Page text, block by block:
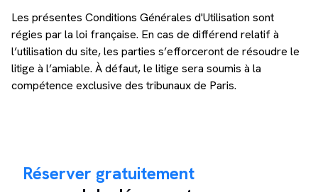
Les présentes Conditions Générales d'Utilisation sont
régies par la loi française. En cas de différend relatif à
l’utilisation du site, les parties s’efforceront de résoudre le
litige à l’amiable. À défaut, le litige sera soumis à la
compétence exclusive des tribunaux de Paris.
Réserver gratuitement